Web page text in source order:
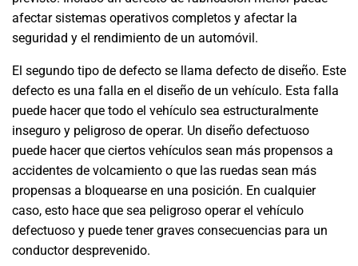
afectar sistemas operativos completos y afectar la
seguridad y el rendimiento de un automóvil.
El segundo tipo de defecto se llama defecto de diseño. Este
defecto es una falla en el diseño de un vehículo. Esta falla
puede hacer que todo el vehículo sea estructuralmente
inseguro y peligroso de operar. Un diseño defectuoso
puede hacer que ciertos vehículos sean más propensos a
accidentes de volcamiento o que las ruedas sean más
propensas a bloquearse en una posición. En cualquier
caso, esto hace que sea peligroso operar el vehículo
defectuoso y puede tener graves consecuencias para un
conductor desprevenido.